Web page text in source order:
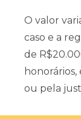
O valor
caso e a
de
ou pela